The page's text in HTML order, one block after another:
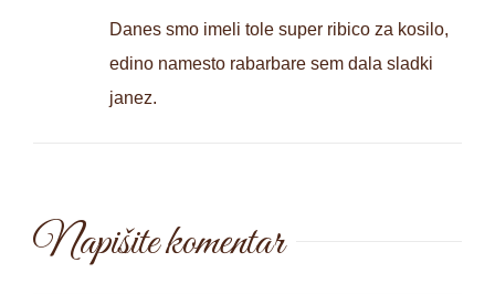
Danes smo imeli tole super ribico za kosilo,
edino namesto rabarbare sem dala sladki
janez.
Napišite komentar